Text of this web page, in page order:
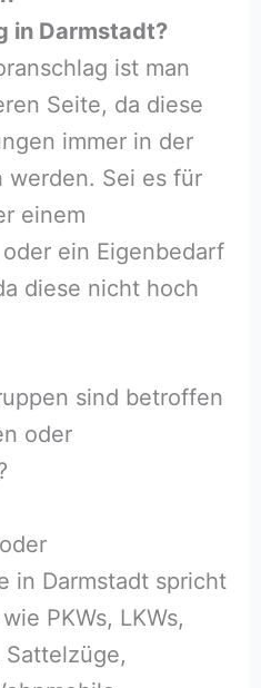
in Darmstadt?
ist man
Seite, da diese
immer in der
werden. Sei es für
einem
ein Eigenbedarf
diese nicht hoch
sind betroffen
oder
in Darmstadt spricht
PKWs, LKWs,
Sattelzüge,